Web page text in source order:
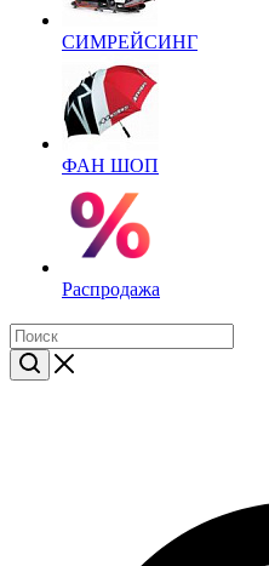
СИМРЕЙСИНГ
ФАН ШОП
Распродажа